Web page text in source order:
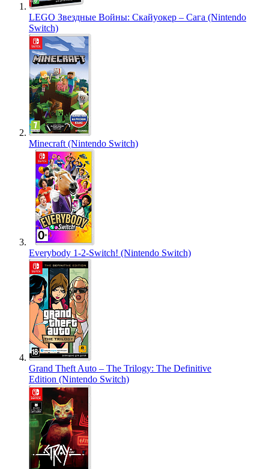
LEGO Звездные Войны: Скайуокер – Сага (Nintendo
Switch)
Minecraft (Nintendo Switch)
Everybody 1-2-Switch! (Nintendo Switch)
Grand Theft Auto – The Trilogy: The Definitive
Edition (Nintendo Switch)